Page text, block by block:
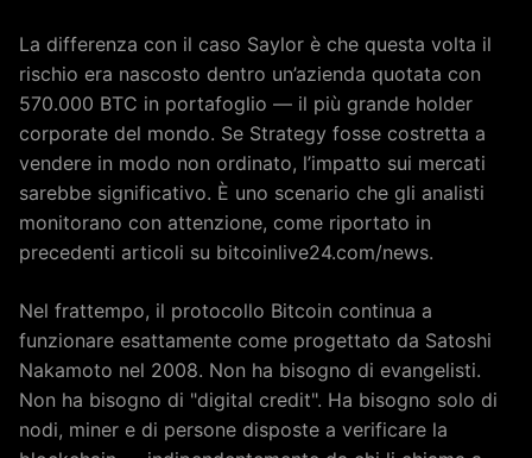
La differenza con il caso Saylor è che questa volta il
rischio era nascosto dentro un’azienda quotata con
570.000 BTC in portafoglio — il più grande holder
corporate del mondo. Se Strategy fosse costretta a
vendere in modo non ordinato, l’impatto sui mercati
sarebbe significativo. È uno scenario che gli analisti
monitorano con attenzione, come riportato in
precedenti articoli su bitcoinlive24.com/news.
Nel frattempo, il protocollo Bitcoin continua a
funzionare esattamente come progettato da Satoshi
Nakamoto nel 2008. Non ha bisogno di evangelisti.
Non ha bisogno di "digital credit". Ha bisogno solo di
nodi, miner e di persone disposte a verificare la